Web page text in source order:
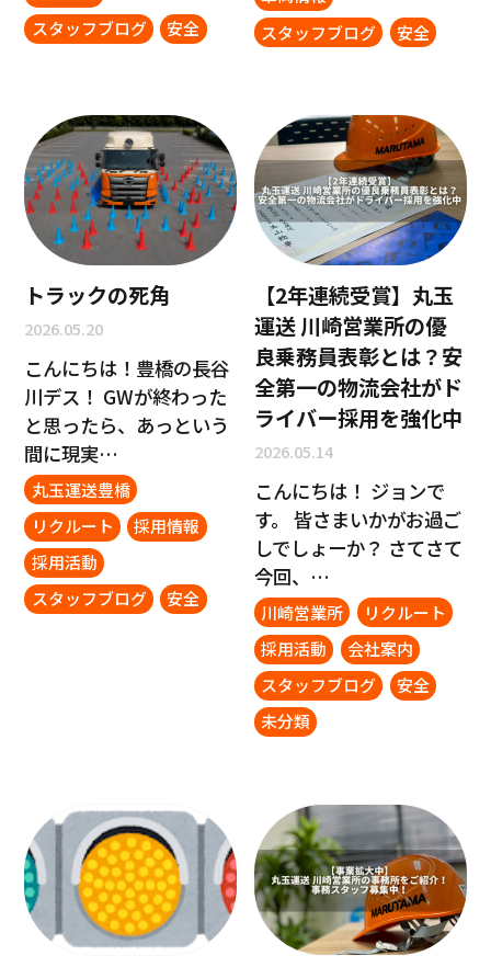
スタッフブログ
安全
スタッフブログ
安全
トラックの死角
2026.05.20
こんにちは！豊橋の長谷
川デス！ GWが終わった
と思ったら、あっという
間に現実…
丸玉運送豊橋
リクルート
採用情報
採用活動
スタッフブログ
安全
【2年連続受賞】丸玉
運送 川崎営業所の優
良乗務員表彰とは？安
全第一の物流会社がド
ライバー採用を強化中
2026.05.14
こんにちは！ ジョンで
す。 皆さまいかがお過ご
しでしょーか？ さてさて
今回、…
川崎営業所
リクルート
採用活動
会社案内
スタッフブログ
安全
未分類